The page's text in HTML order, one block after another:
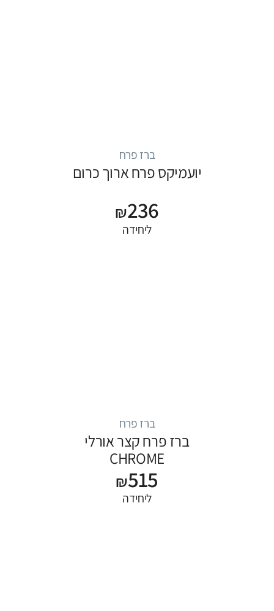
ברז פרח
יועמיקס פרח ארוך כרום
₪236
ליחידה
ברז פרח
ברז פרח קצר אורלי
CHROME
₪515
ליחידה